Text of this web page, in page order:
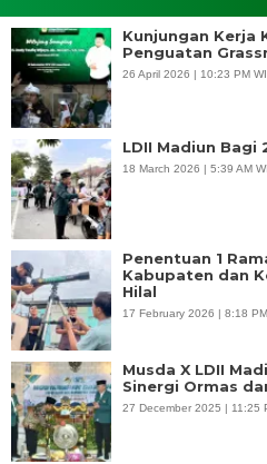
Kunjungan Kerja
Penguatan
26 April 2026 | 10:23 PM
LDII Madiun
18 March 2026 | 5:39 AM
Penentuan 1
Kabupaten dan
Hilal
17 February 2026 | 8:18
Musda X LDII
Sinergi Ormas
27 December 2025 | 11:25